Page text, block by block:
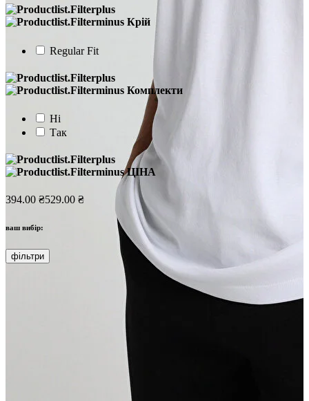
Крій
Regular Fit
Комплекти
Ні
Так
ЦІНА
394.00 ₴529.00 ₴
ваш вибір:
фільтри